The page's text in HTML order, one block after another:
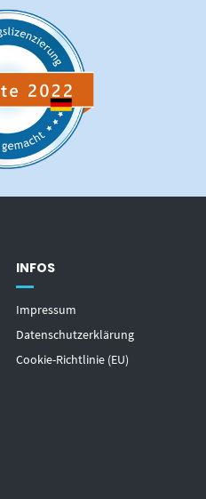
INFOS
Impressum
Datenschutzerklärung
Cookie-Richtlinie (EU)